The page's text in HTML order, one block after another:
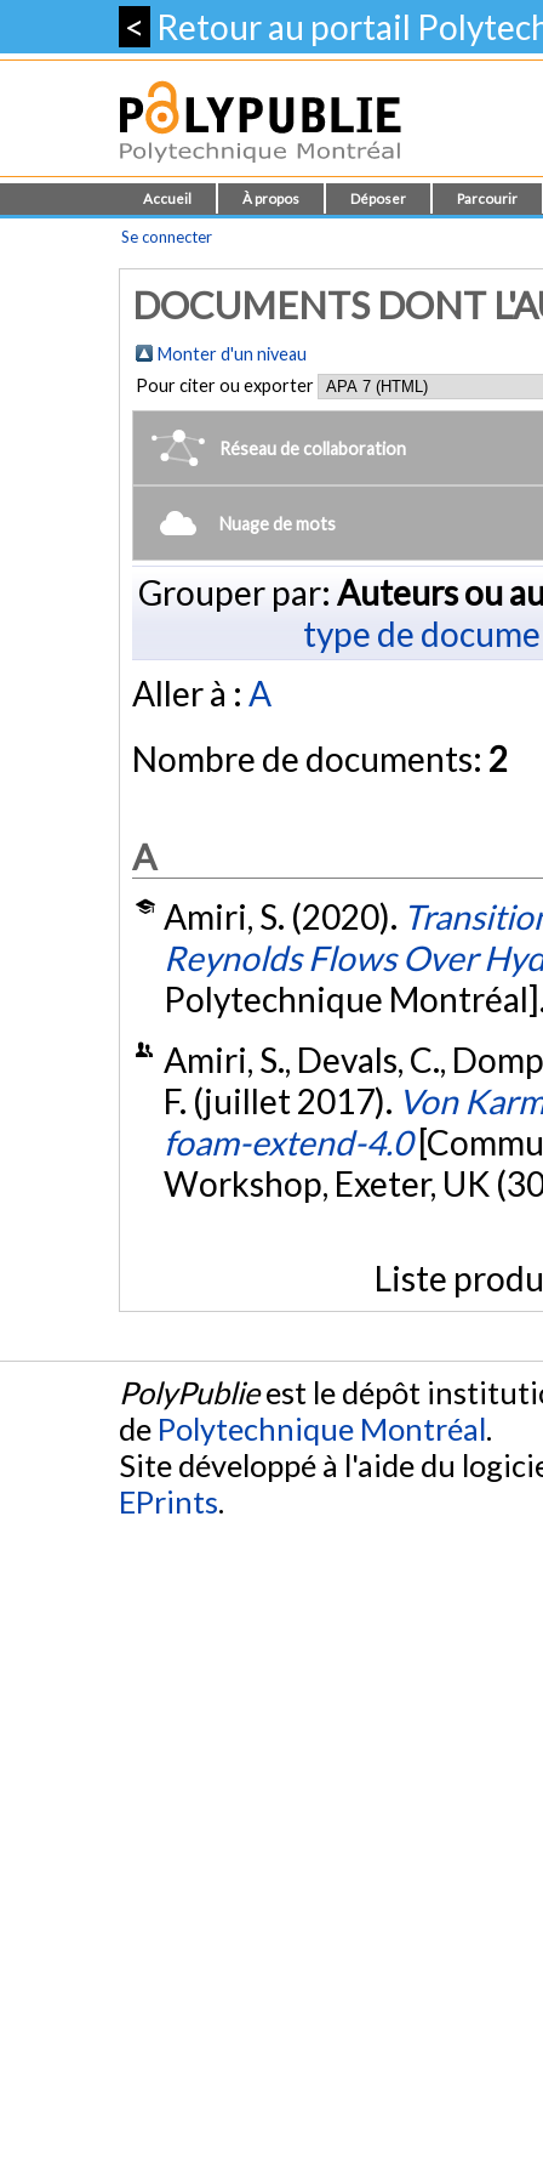
< Retour au portail
Accueil À propos Déposer Parcourir
Se connecter
DOCUMENTS DONT
Monter d'un niveau
Pour citer ou exporter
Réseau de collaboration
Nuage de mots
Grouper par: Auteurs ou
type de
Aller à : A
Nombre de documents: 2
A
Amiri, S. (2020).
Reynolds Flows Over
Polytechnique
Amiri, S., Devals, C.,
F. (juillet 2017). Von
foam-extend-4.0
Workshop, Exeter, UK
Liste
PolyPublieest le dépôt
de Polytechnique Montréal.
Site développé à l'aide du
EPrints.